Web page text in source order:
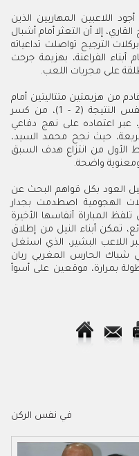
اللاعبين المهاريين الذين
إلا أن التعثر أمام أشبال
الترجيح تواصلت تداعياته
أبناء الفراعنة، بهزيمة جرحت
على مجريات اللعب.
من هزيمتين متتاليتين أمام
النخبة الوطنية في أقل من شهرين بنفس النتيجة (2 - 1)، من كسر
عبر اعتماده على نهج دفاعي
حيث نجح محمد السيد،
الأول من انتزاع هدف السبق
واضحة.
العود بكل قواهم البحث عن
الهجومية اصطدمت بجدار
المباراة أنفاسها الأخيرة
تمكن أبناء النيل من إطلاق
اللاعب البشير، الذي استغل
شباك الحارس المغربي ريان
بمرارة، موقعين على أسوأ
في نفس الركن